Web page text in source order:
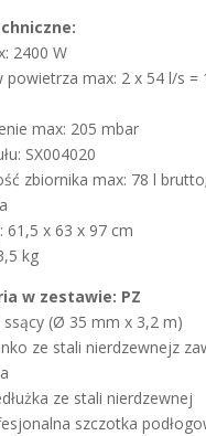
2400 W
powietrza max: 2 x 54 l/s =
max: 205 mbar
SX004020
zbiornika max: 78 l
61,5 x 63 x 97 cm
kg
w zestawie: PZ
ssący (Ø 35 mm x 3,2 m)
ze stali nierdzewnejz
ze stali nierdzewnej
szczotka